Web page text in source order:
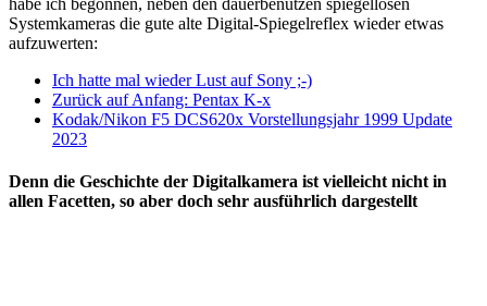
Systemkameras die gute alte Digital-Spiegelreflex wieder etwas
aufzuwerten:
Ich hatte mal wieder Lust auf Sony ;-)
Zurück auf Anfang: Pentax K-x
Kodak/Nikon F5 DCS620x Vorstellungsjahr 1999 Update
2023
Denn die Geschichte der Digitalkamera ist vielleicht nicht in
allen Facetten, so aber doch sehr ausführlich dargestellt